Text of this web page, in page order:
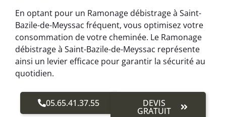
En optant pour un Ramonage débistrage à Saint-
Bazile-de-Meyssac fréquent, vous optimisez votre
consommation de votre cheminée. Le Ramonage
débistrage à Saint-Bazile-de-Meyssac représente
ainsi un levier efficace pour garantir la sécurité au
quotidien.
05.65.41.37.55 DEVIS
GRATUIT